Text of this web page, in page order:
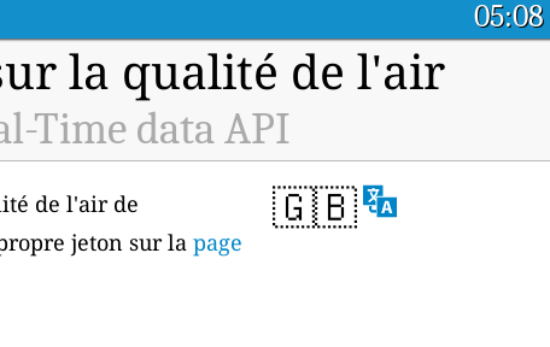
05:08
la qualité de l'air
Time data API
🇬🇧
de l'air de
jeton sur la page